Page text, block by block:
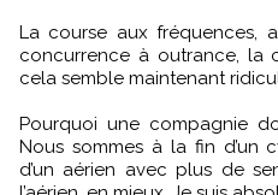
La course aux fréquences,
concurrence à outrance, la
cela semble maintenant
Pourquoi une compagnie
Nous sommes à la fin d’un
d’un aérien avec plus de